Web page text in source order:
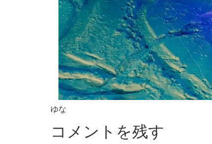
ゆな
コメントを残す